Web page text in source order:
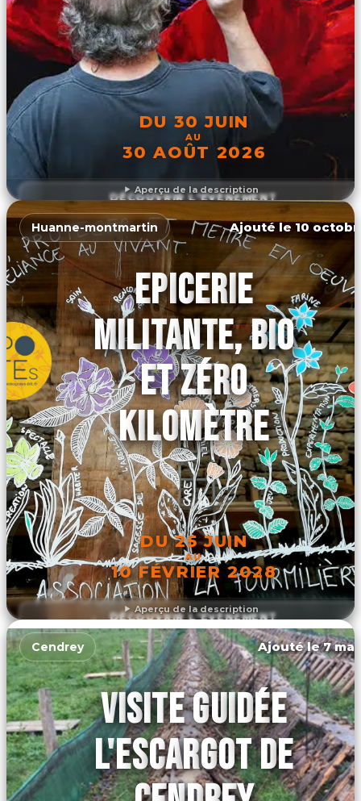
Aperçu de la description
DU 30 JUIN
AU
30 AOÛT 2026
DÉCOUVRIR L'ÉVÉNEMENT
Aperçu de la description
Huanne-montmartin Ajouté le 10
EPICERIE
MILITANTE, BIO
ET ZÉRO
KILOMÈTRE
DU 25 JUIN
AU
10 FÉVRIER 2028
DÉCOUVRIR L'ÉVÉNEMENT
Cendrey Ajouté le 7
VISITE GUIDÉE
L'ESCARGOT DE